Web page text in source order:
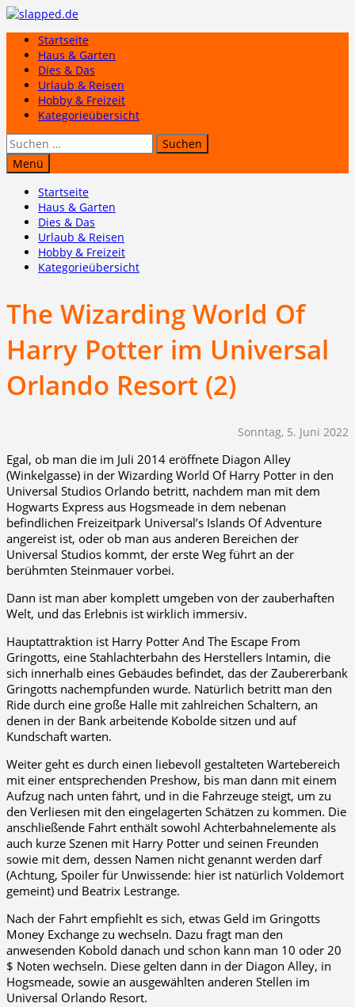
Zum
springenStartseite
Haus & Garten
Dies & Das
Urlaub & Reisen
Hobby & Freizeit
Kategorieübersicht
Suchen
nach:
Menü
Startseite
Haus & Garten
Dies & Das
Urlaub & Reisen
Hobby & Freizeit
Kategorieübersicht
The Wizarding World Of
Harry Potter im Universal
Orlando Resort (2)
Sonntag, 5. Juni 2022
Egal, ob man die im Juli 2014 eröffnete Diagon Alley
(Winkelgasse) in der Wizarding World Of Harry Potter in den
Universal Studios Orlando betritt, nachdem man mit dem
Hogwarts Express aus Hogsmeade in dem nebenan
befindlichen Freizeitpark Universal’s Islands Of Adventure
angereist ist, oder ob man aus anderen Bereichen der
Universal Studios kommt, der erste Weg führt an der
berühmten Steinmauer vorbei.
Dann ist man aber komplett umgeben von der zauberhaften
Welt, und das Erlebnis ist wirklich immersiv.
Hauptattraktion ist Harry Potter And The Escape From
Gringotts, eine Stahlachterbahn des Herstellers Intamin, die
sich innerhalb eines Gebäudes befindet, das der Zaubererbank
Gringotts nachempfunden wurde. Natürlich betritt man den
Ride durch eine große Halle mit zahlreichen Schaltern, an
denen in der Bank arbeitende Kobolde sitzen und auf
Kundschaft warten.
Weiter geht es durch einen liebevoll gestalteten Wartebereich
mit einer entsprechenden Preshow, bis man dann mit einem
Aufzug nach unten fährt, und in die Fahrzeuge steigt, um zu
den Verliesen mit den eingelagerten Schätzen zu kommen. Die
anschließende Fahrt enthält sowohl Achterbahnelemente als
auch kurze Szenen mit Harry Potter und seinen Freunden
sowie mit dem, dessen Namen nicht genannt werden darf
(Achtung, Spoiler für Unwissende: hier ist natürlich Voldemort
gemeint) und Beatrix Lestrange.
Nach der Fahrt empfiehlt es sich, etwas Geld im Gringotts
Money Exchange zu wechseln. Dazu fragt man den
anwesenden Kobold danach und schon kann man 10 oder 20
$ Noten wechseln. Diese gelten dann in der Diagon Alley, in
Hogsmeade, sowie an ausgewählten anderen Stellen im
Universal Orlando Resort.